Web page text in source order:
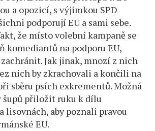
a opozicí, s výjimkou SPD
podporují EU a sami sebe.
že místo volební kampaně se
komediantů na podporu EU,
Jak jinak, mnozí z nich
nich by zkrachovali a končili na
sběru psích exkrementů. Možná
šupů přiložit ruku k dílu
lisovnách, aby poznali pravou
EU.